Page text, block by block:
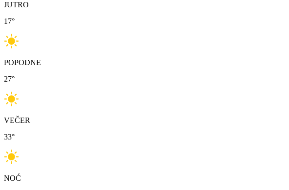
JUTRO
17°
POPODNE
27°
VEČER
33°
NOĆ